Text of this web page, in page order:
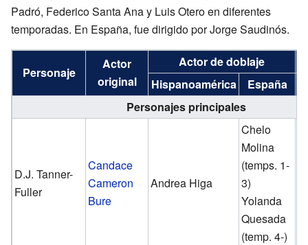
Padró, Federico Santa Ana y Luis Otero en diferentes
temporadas. En España, fue dirigido por Jorge Saudinós.
Personaje
Actor
original
Actor de doblaje
Hispanoamérica
España
Personajes principales
D.J. Tanner-
Fuller
Candace
Cameron
Bure
Andrea Higa
Chelo
Molina
(temps. 1-
3)
Yolanda
Quesada
(temp. 4-)